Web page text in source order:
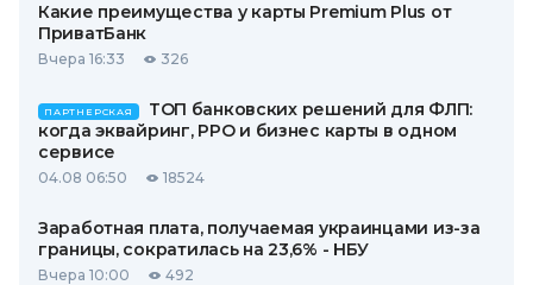
Какие преимущества у карты Premium Plus от
ПриватБанк
Вчера 16:33 326
ПАРТНЕРСКАЯ
ТОП банковских решений для ФЛП:
когда эквайринг, РРО и бизнес карты в одном
сервисе
04.08 06:50 18524
Заработная плата, получаемая украинцами из-за
границы, сократилась на 23,6% - НБУ
Вчера 10:00 492